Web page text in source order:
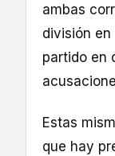
ambas
división
partido en
Estas
que hay